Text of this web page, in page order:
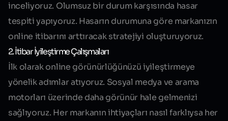
inceliyoruz. Olumsuz bir durum karşısında hasar
tespiti yapıyoruz. Hasarın durumuna göre markanızın
online itibarını arttıracak stratejiyi oluşturuyoruz.
2. İtibar İyileştirme Çalışmaları
İlk olarak online görünürlüğünüzü iyileştirmeye
yönelik adımlar atıyoruz. Sosyal medya ve arama
motorları üzerinde daha görünür hale gelmenizi
sağlıyoruz. Her markanın ihtiyaçları nasıl farklıysa her